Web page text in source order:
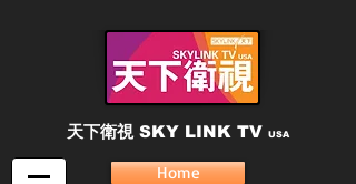
天下衛視 SKY LINK TV USA
Home